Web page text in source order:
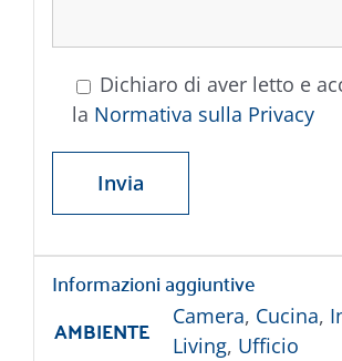
Dichiaro di aver letto e
la Normativa sulla Privacy
Informazioni aggiuntive
AMBIENTE
Camera, Cucina,
Living, Ufficio